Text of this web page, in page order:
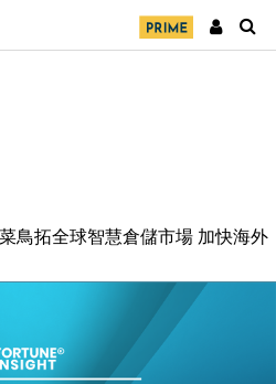
鳥拓全球智慧倉儲市場 加快海外
賺2300萬元 斥21億翻新香港及
磯高球場活動前 男子攜槍彈被捕